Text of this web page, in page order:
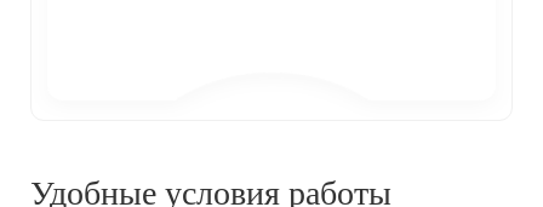
Удобные условия работы